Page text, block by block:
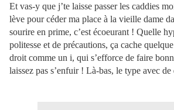
Et vas-y que j’te laisse passer les caddies
lève pour céder ma place à la vieille dame
sourire en prime, c’est écoeurant ! Quelle
politesse et de précautions, ça cache
droit comme un i, qui s’efforce de faire
laissez pas s’enfuir ! Là-bas, le type avec